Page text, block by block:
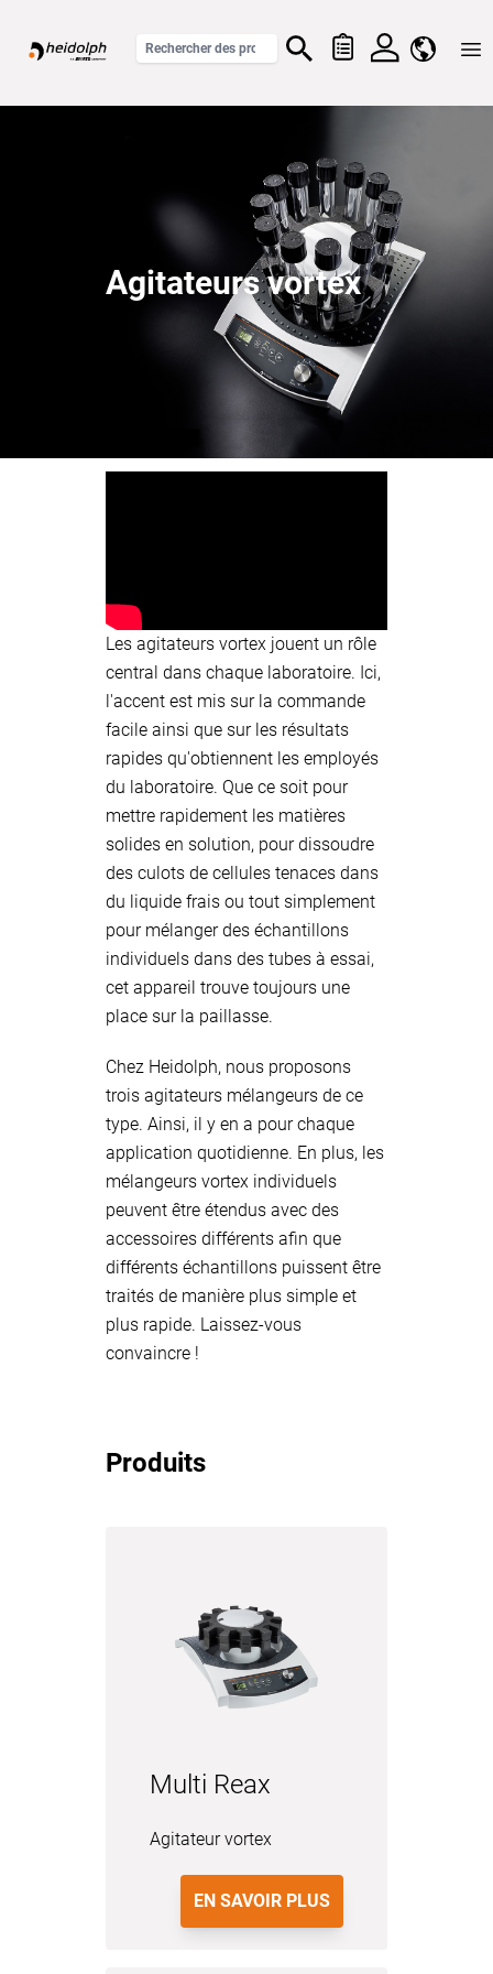
Agitateurs vortex
Les agitateurs vortex jouent un rôle
central dans chaque laboratoire. Ici,
l'accent est mis sur la commande
facile ainsi que sur les résultats
rapides qu'obtiennent les employés
du laboratoire. Que ce soit pour
mettre rapidement les matières
solides en solution, pour dissoudre
des culots de cellules tenaces dans
du liquide frais ou tout simplement
pour mélanger des échantillons
individuels dans des tubes à essai,
cet appareil trouve toujours une
place sur la paillasse.
Chez Heidolph, nous proposons
trois agitateurs mélangeurs de ce
type. Ainsi, il y en a pour chaque
application quotidienne. En plus, les
mélangeurs vortex individuels
peuvent être étendus avec des
accessoires différents afin que
différents échantillons puissent être
traités de manière plus simple et
plus rapide. Laissez-vous
convaincre !
Produits
Multi Reax
Agitateur vortex
EN SAVOIR PLUS